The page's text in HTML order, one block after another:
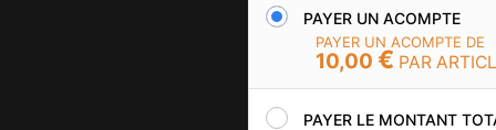
PAYER UN ACOMPTE
PAYER UN ACOMPTE DE
10,00 € PAR
PAYER LE MONTANT